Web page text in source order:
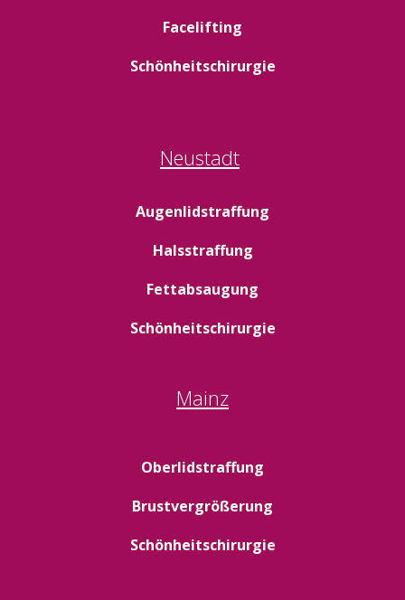
Facelifting
Schönheitschirurgie
Neustadt
Augenlidstraffung
Halsstraffung
Fettabsaugung
Schönheitschirurgie
Mainz
Oberlidstraffung
Brustvergrößerung
Schönheitschirurgie